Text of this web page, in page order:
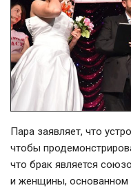
Пара заявляет, что
чтобы
что брак является
и женщины, основанном